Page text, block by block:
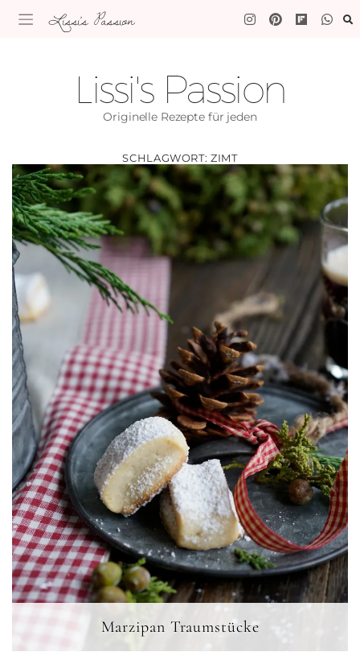
Lissi's Passion
Lissi's Passion
Originelle Rezepte für jeden
SCHLAGWORT:ZIMT
Marzipan Traumstücke